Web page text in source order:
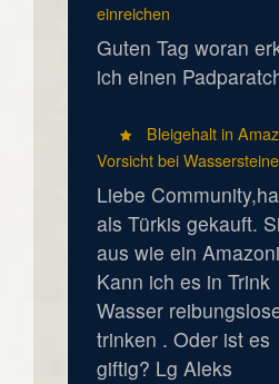
einreichen
Guten Tag woran
ich einen
Bleigehalt in
Vorsicht bei
Liebe
als Türkis gekauft.
aus wie ein
Kann ich es in Trink
Wasser
trinken . Oder ist es
giftig? Lg Aleks